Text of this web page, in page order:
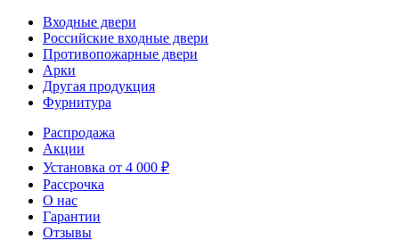
Входные двери
Российские входные двери
Противопожарные двери
Арки
Другая продукция
Фурнитура
Распродажа
Акции
Установка от 4 000 ₽
Рассрочка
О нас
Гарантии
Отзывы